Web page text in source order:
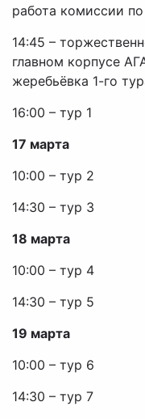
работа комиссии
14:45 –
главном корпусе
жеребьёвка 1-го
16:00 – тур 1
17 марта
10:00 – тур 2
14:30 – тур 3
18 марта
10:00 – тур 4
14:30 – тур 5
19 марта
10:00 – тур 6
14:30 – тур 7